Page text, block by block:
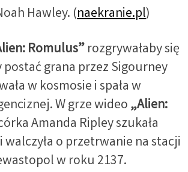
Hawley. (naekranie.pl)
Romulus”rozgrywałaby się
postać grana przez Sigourney
w kosmosie i spała w
W grze wideo„Alien:
Amanda Ripley szukała
o przetrwanie na stacji
w roku 2137.